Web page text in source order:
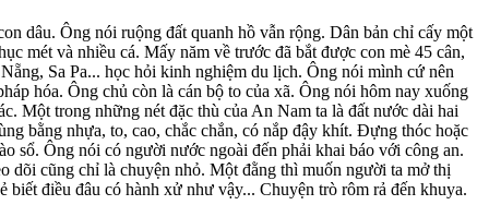
Ông nói ruộng đất quanh hồ vẫn rộng. Dân bản chỉ cấy một
mét và nhiều cá. Mấy năm về trước đã bắt được con mè 45 cân,
Sa Pa... học hỏi kinh nghiệm du lịch. Ông nói mình cứ nên
hóa. Ông chủ còn là cán bộ to của xã. Ông nói hôm nay xuống
Một trong những nét đặc thù của An Nam ta là đất nước dài hai
bằng nhựa, to, cao, chắc chắn, có nắp đậy khít. Đựng thóc hoặc
sổ. Ông nói có người nước ngoài đến phải khai báo với công an.
dõi cũng chỉ là chuyện nhỏ. Một đằng thì muốn người ta mở thị
điều đâu có hành xử như vậy... Chuyện trò rôm rả đến khuya.